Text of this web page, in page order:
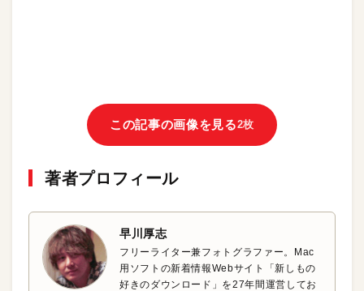
この記事の画像を見る2枚
著者プロフィール
早川厚志
フリーライター兼フォトグラファー。Mac
用ソフトの新着情報Webサイト「新しもの
好きのダウンロード」を27年間運営してお